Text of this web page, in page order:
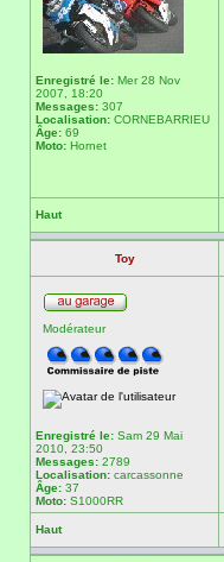
Enregistré le: Mer 28 Nov
2007, 18:20
Messages: 307
Localisation: CORNEBARRIEU
Âge: 69
Moto: Hornet
Haut
Toy
Modérateur
Enregistré le: Sam 29 Mai
2010, 23:50
Messages: 2789
Localisation: carcassonne
Âge: 37
Moto: S1000RR
Haut